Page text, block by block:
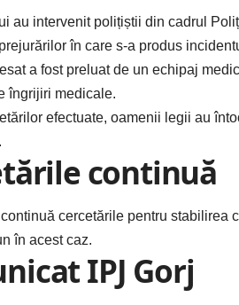
au intervenit polițiștii din cadrul
în care s-a produs
a fost preluat de un echipaj
îngrijiri medicale.
efectuate, oamenii legii au
continuă
cercetările pentru stabilirea
în acest caz.
IPJ Gorj